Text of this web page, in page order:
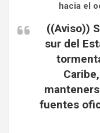
hacia el
((Aviso))
sur del
fuentes